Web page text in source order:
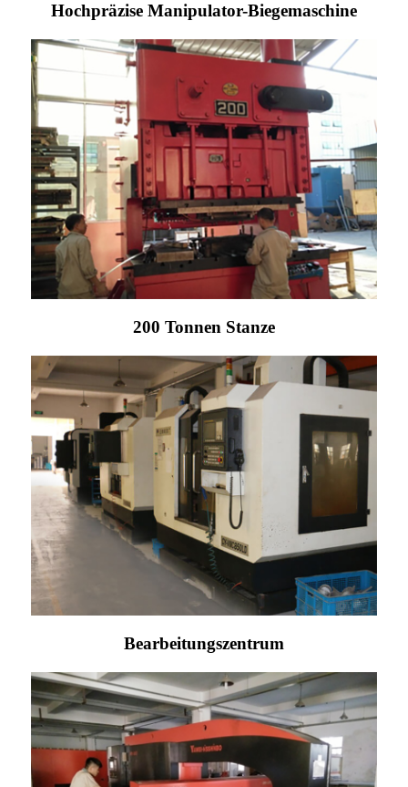
Hochpräzise Manipulator-Biegemaschine
200 Tonnen Stanze
Bearbeitungszentrum